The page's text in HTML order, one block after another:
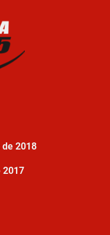
2018
2017